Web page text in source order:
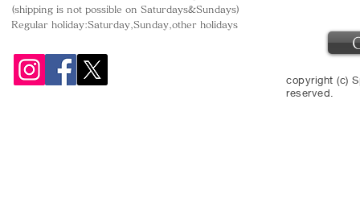
(shipping is not possible on Saturdays&Sundays)
Regular holiday:Saturday,Sunday,other holidays
copyright (c)
reserved.